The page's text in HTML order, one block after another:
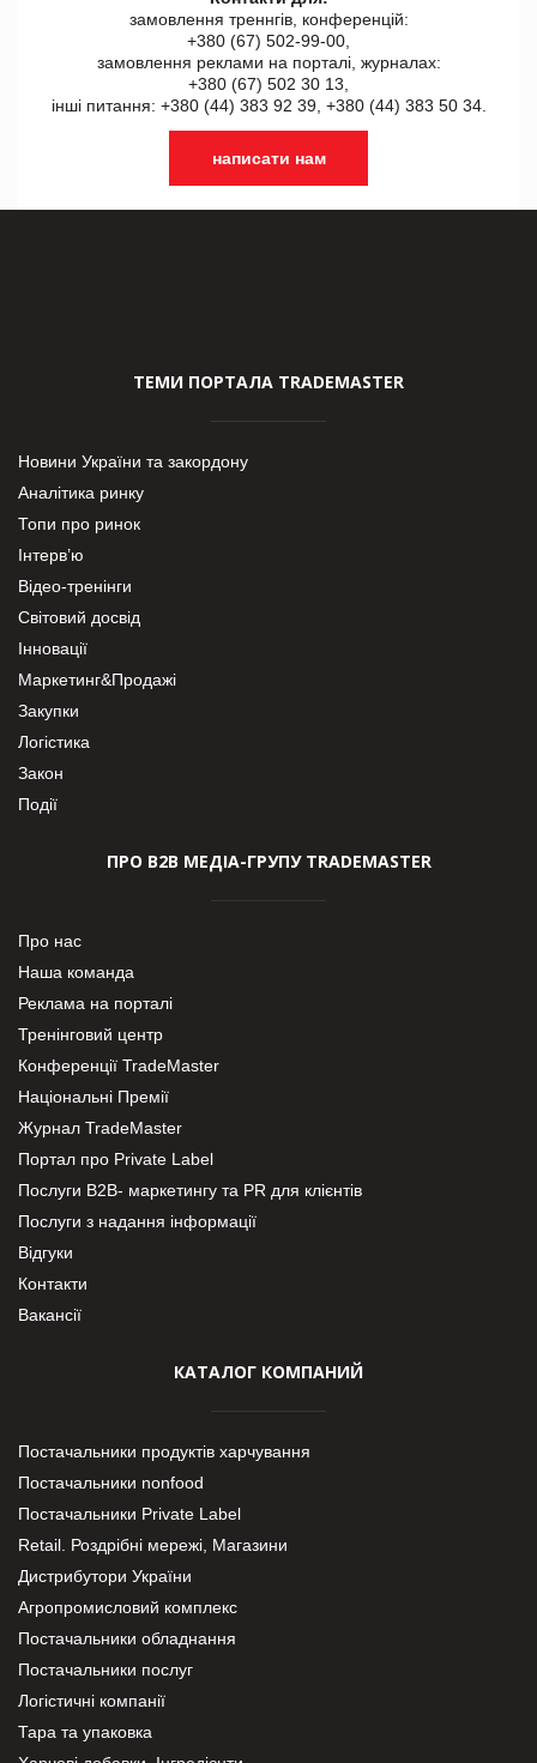
замовлення треннгів, конференцій:
+380 (67) 502-99-00,
замовлення реклами на порталі, журналах:
+380 (67) 502 30 13,
інші питання: +380 (44) 383 92 39, +380 (44) 383 50 34.
написати нам
ТЕМИ ПОРТАЛА TRADEMASTER
Новини України та закордону
Аналітика ринку
Топи про ринок
Інтерв’ю
Відео-тренінги
Світовий досвід
Інновації
Маркетинг&Продажі
Закупки
Логістика
Закон
Події
ПРО В2В МЕДІА-ГРУПУ TRADEMASTER
Про нас
Наша команда
Реклама на порталі
Тренінговий центр
Конференції TradeMaster
Національні Премії
Журнал TradeMaster
Портал про Private Label
Послуги В2В- маркетингу та PR для клієнтів
Послуги з надання інформації
Відгуки
Контакти
Вакансії
КАТАЛОГ КОМПАНИЙ
Постачальники продуктів харчування
Постачальники nonfood
Постачальники Private Label
Retail. Роздрібні мережі, Магазини
Дистрибутори України
Агропромисловий комплекс
Постачальники обладнання
Постачальники послуг
Логістичні компанії
Тара та упаковка